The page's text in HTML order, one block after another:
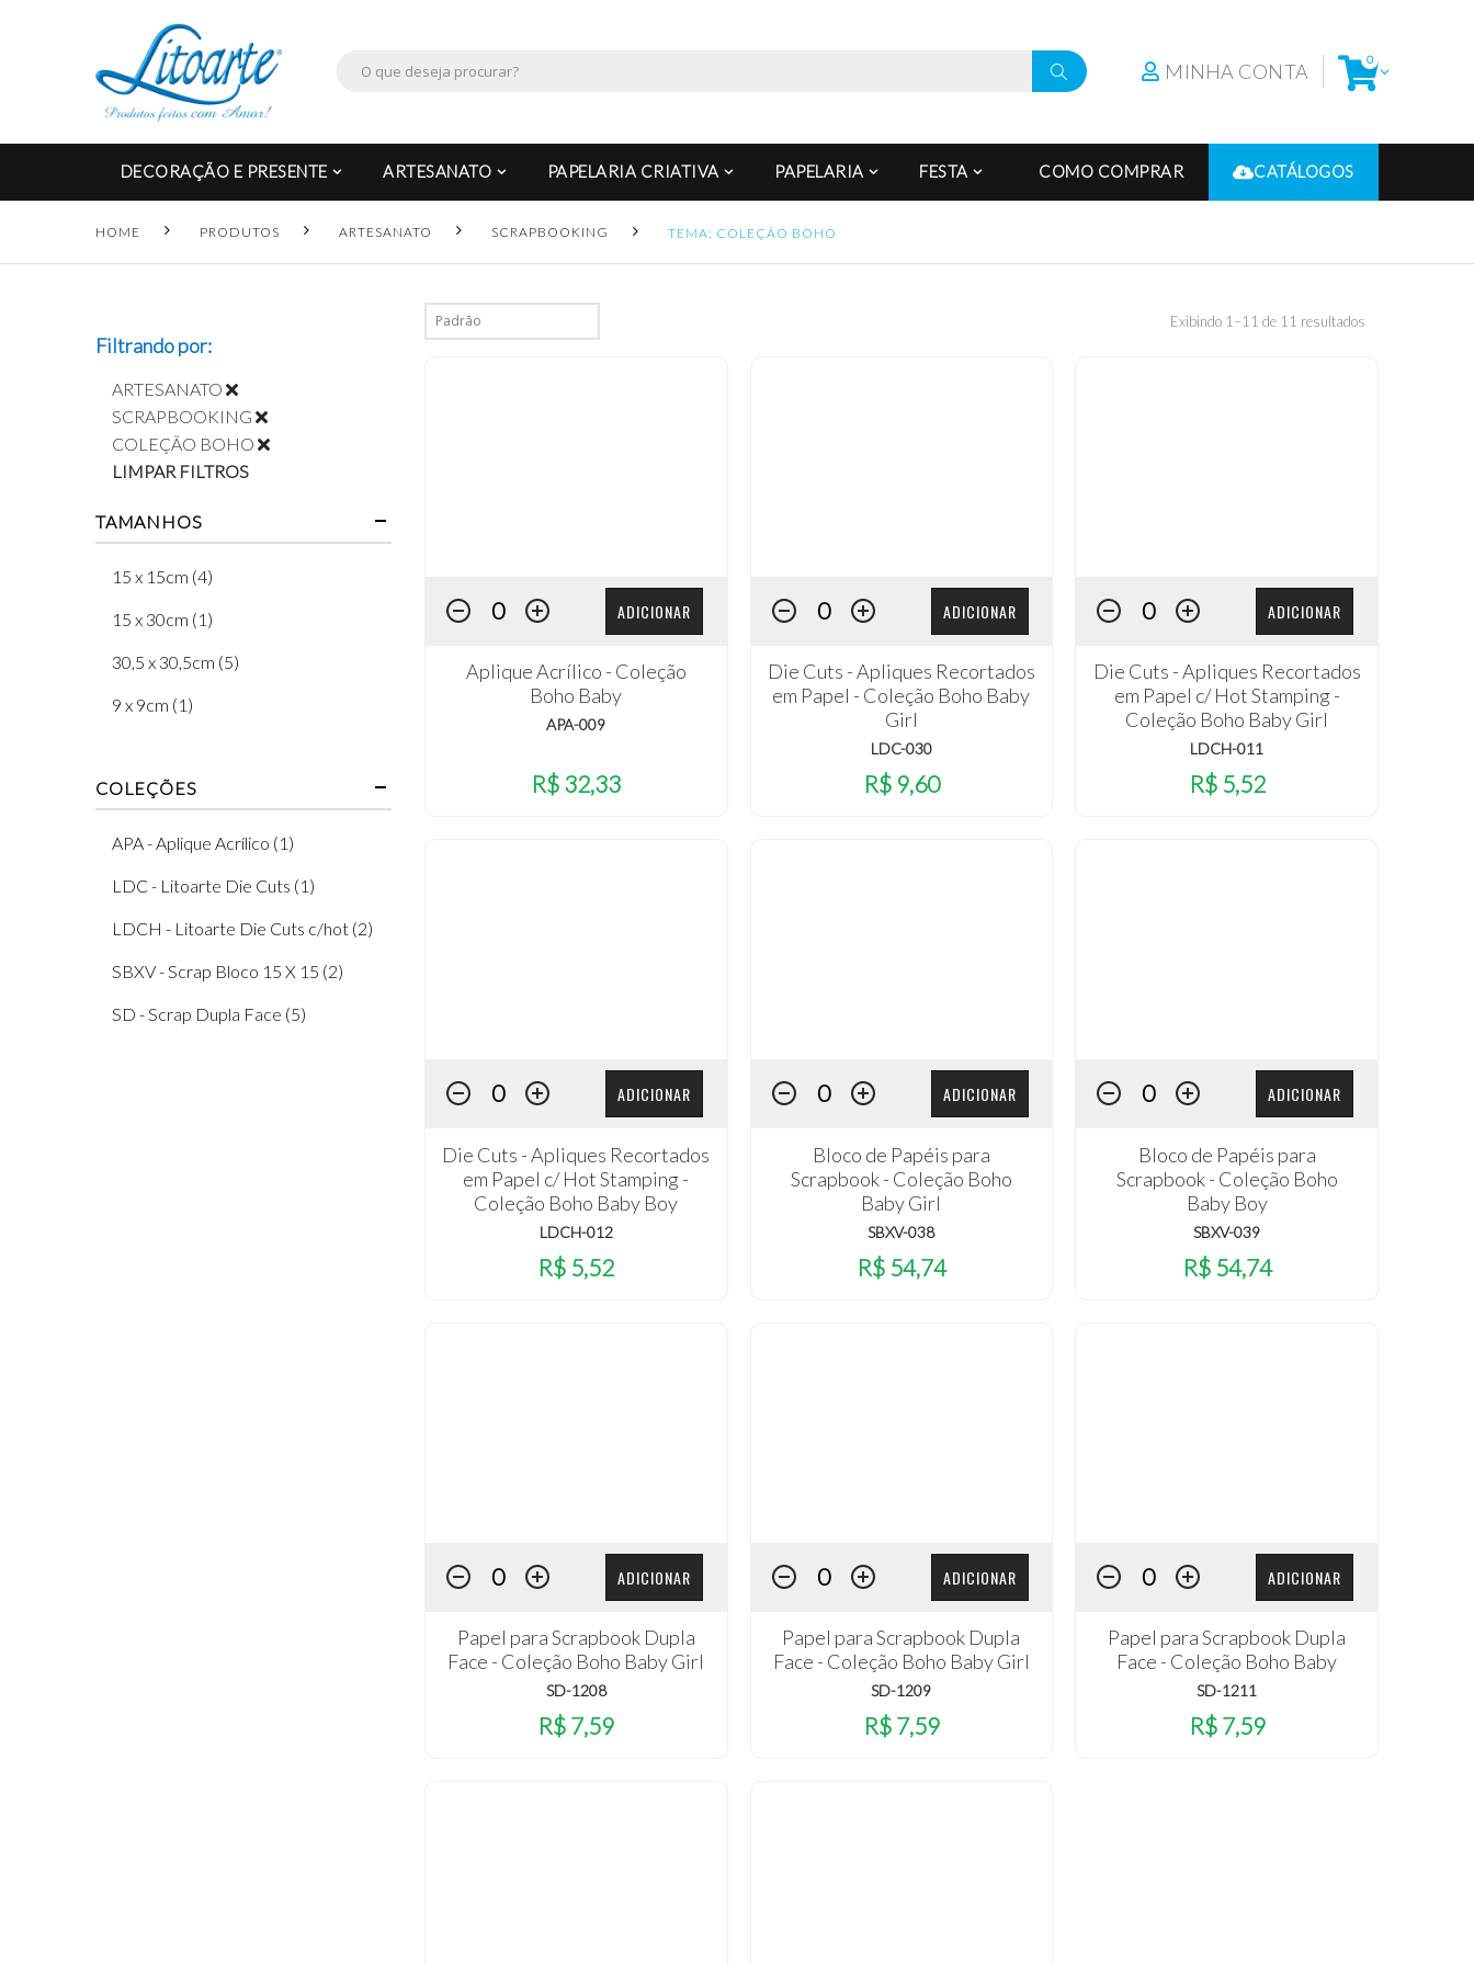
MINHA CONTA 0
DECORAÇÃO E PRESENTE ARTESANATO PAPELARIA CRIATIVA PAPELARIA FESTA COMO COMPRAR CATÁLOGOS
HOME PRODUTOS ARTESANATO SCRAPBOOKING TEMA: COLEÇÃO BOHO
Exibindo 1–11 de 11 resultados
ADICIONAR
Aplique Acrílico - Coleção
Boho Baby
APA-009
R$ 32,33
ADICIONAR
Die Cuts - Apliques Recortados
em Papel - Coleção Boho Baby
Girl
LDC-030
R$ 9,60
ADICIONAR
Die Cuts - Apliques Recortados
em Papel c/ Hot Stamping -
Coleção Boho Baby Girl
LDCH-011
R$ 5,52
ADICIONAR
Die Cuts - Apliques Recortados
em Papel c/ Hot Stamping -
Coleção Boho Baby Boy
LDCH-012
R$ 5,52
ADICIONAR
Bloco de Papéis para
Scrapbook - Coleção Boho
Baby Girl
SBXV-038
R$ 54,74
ADICIONAR
Bloco de Papéis para
Scrapbook - Coleção Boho
Baby Boy
SBXV-039
R$ 54,74
ADICIONAR
Papel para Scrapbook Dupla
Face - Coleção Boho Baby Girl
SD-1208
R$ 7,59
ADICIONAR
Papel para Scrapbook Dupla
Face - Coleção Boho Baby Girl
SD-1209
R$ 7,59
ADICIONAR
Papel para Scrapbook Dupla
Face - Coleção Boho Baby
SD-1211
R$ 7,59
Filtrando por:
ARTESANATO
SCRAPBOOKING
COLEÇÃO BOHO
LIMPAR FILTROS
TAMANHOS
15 x 15cm (4)
15 x 30cm (1)
30,5 x 30,5cm (5)
9 x 9cm (1)
COLEÇÕES
APA - Aplique Acrílico (1)
LDC - Litoarte Die Cuts (1)
LDCH - Litoarte Die Cuts c/hot (2)
SBXV - Scrap Bloco 15 X 15 (2)
SD - Scrap Dupla Face (5)